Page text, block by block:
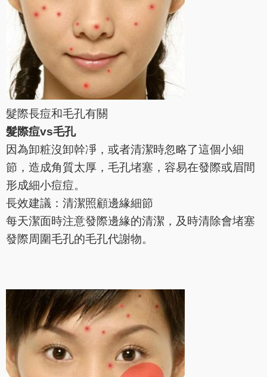
髮際長痘和毛孔有關
髮際痘vs毛孔
因為卸粧沒卸幹凈，或者清潔時忽略了這個小細
節，造成角質太厚，毛孔堵塞，容易在發際或眉間
形成細小痘痘。
長效建議：清潔照顧邊緣細節
每天潔面時注意發際邊緣的清潔，及時清除會堵塞
發際周圍毛孔的毛孔代謝物。